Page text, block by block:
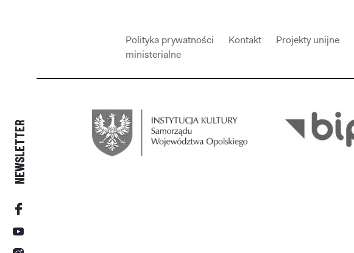
NEWSLETTER
Polityka prywatności
Kontakt Projekty unijne
ministerialne